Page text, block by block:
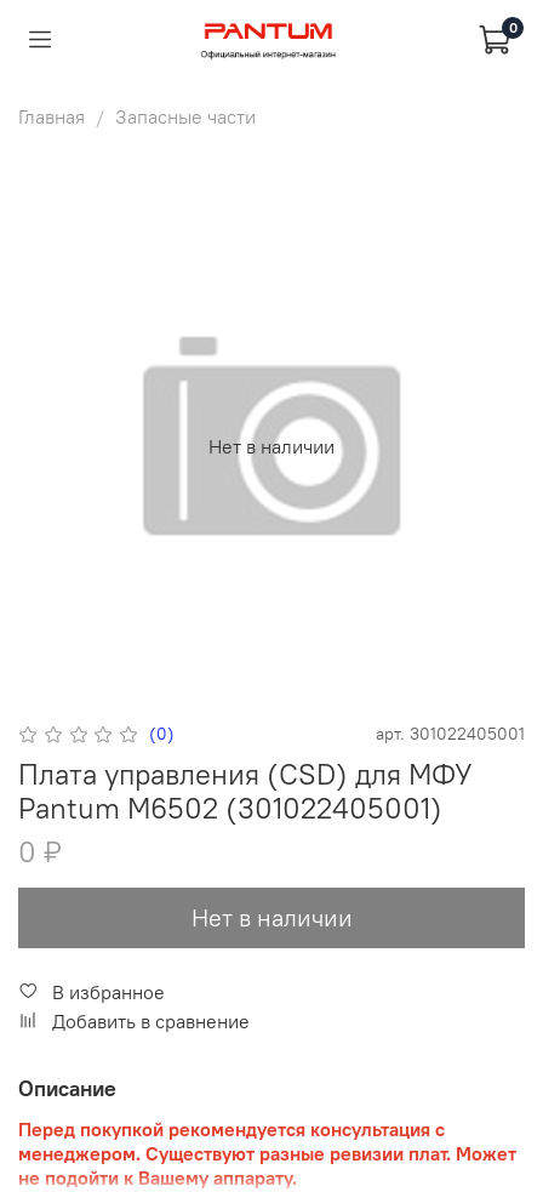
0
Главная Запасные части
Нет в наличии
(0) арт. 301022405001
Плата управления (CSD) для МФУ
Pantum M6502 (301022405001)
0 ₽
Нет в наличии
В избранное
Добавить в сравнение
Описание
Перед покупкой рекомендуется консультация с
менеджером. Существуют разные ревизии плат. Может
не подойти к Вашему аппарату.